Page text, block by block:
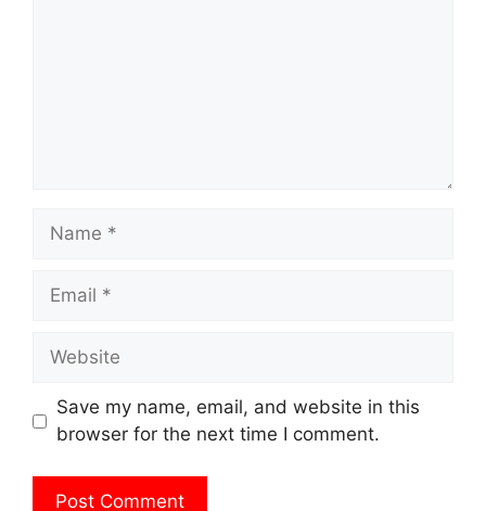
Name
Email
Website
Save my name, email, and website in this
browser for the next time I comment.